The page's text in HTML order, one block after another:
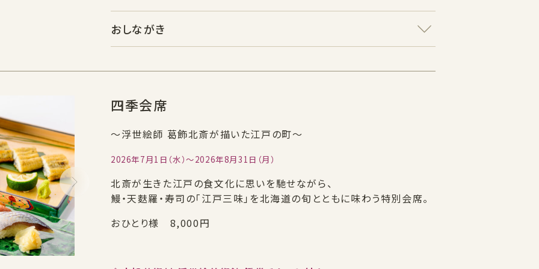
おしながき
四季会席
～浮世絵師 葛飾北斎が描いた江戸の町～
2026年7月1日（水）～2026年8月31日（月）
北斎が生きた江戸の食文化に思いを馳せながら、
鰻・天麩羅・寿司の「江戸三味」を北海道の旬とともに味わう特別会席。
おひとり様 8,000円